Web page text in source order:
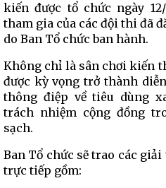
kiến được tổ chức ngày
tham gia của các đội thi đã
do Ban Tổ chức ban hành.
Không chỉ là sân chơi kiến
được kỳ vọng trở thành
thông điệp về tiêu dùng
trách nhiệm cộng đồng
sạch.
Ban Tổ chức sẽ trao các
trực tiếp gồm: